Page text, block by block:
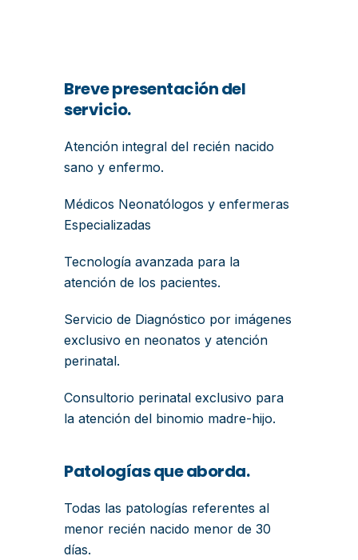
Breve presentación del
servicio.
Atención integral del recién nacido
sano y enfermo.
Médicos Neonatólogos y enfermeras
Especializadas
Tecnología avanzada para la
atención de los pacientes.
Servicio de Diagnóstico por imágenes
exclusivo en neonatos y atención
perinatal.
Consultorio perinatal exclusivo para
la atención del binomio madre-hijo.
Patologías que aborda.
Todas las patologías referentes al
menor recién nacido menor de 30
días.